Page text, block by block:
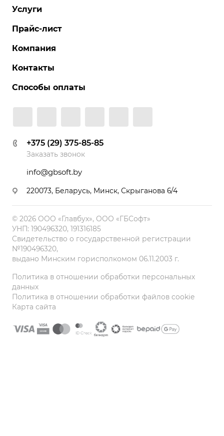
Услуги
Прайс-лист
Компания
Контакты
Способы оплаты
+375 (29) 375-85-85
Заказать звонок
info@gbsoft.by
220073, Беларусь, Минск, Скрыганова 6/4
© 2026 ООО «Главбух», ООО «ГБСофт»
УНП: 190496320, 191316185
Свидетельство о государственной регистрации
№190496320,
выдано Минским горисполкомом 06.11.2003 г.
Политика в отношении обработки персональных
данных
Политика в отношении обработки файлов cookie
Карта сайта